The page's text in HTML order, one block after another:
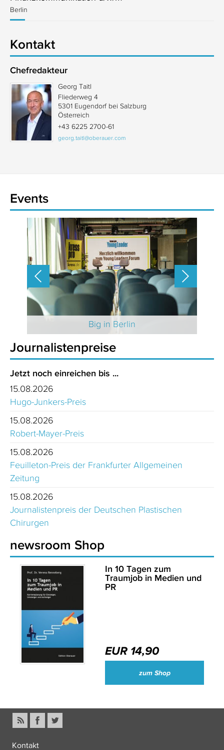
Berlin
Kontakt
Chefredakteur
Georg Taitl
Fliederweg 4
5301 Eugendorf bei Salzburg
Österreich
+43 6225 2700-61
georg.taitl@oberauer.com
Events
Big in Berlin
Journalistenpreise
Jetzt noch einreichen bis ...
15.08.2026
Hugo-Junkers-Preis
15.08.2026
Robert-Mayer-Preis
15.08.2026
Feuilleton-Preis der Frankfurter Allgemeinen
Zeitung
15.08.2026
Journalistenpreis der Deutschen Plastischen
Chirurgen
newsroom Shop
In 10 Tagen zum
Traumjob in Medien und
PR
EUR 14,90
zum Shop
Kontakt